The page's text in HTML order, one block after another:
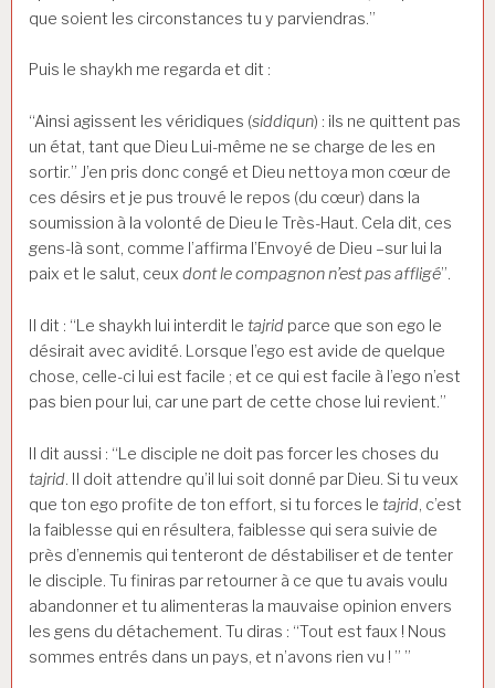
que soient les circonstances tu y parviendras.”
Puis le shaykh me regarda et dit :
“Ainsi agissent les véridiques (siddiqun) : ils ne quittent pas
un état, tant que Dieu Lui-même ne se charge de les en
sortir.” J’en pris donc congé et Dieu nettoya mon cœur de
ces désirs et je pus trouvé le repos (du cœur) dans la
soumission à la volonté de Dieu le Très-Haut. Cela dit, ces
gens-là sont, comme l’affirma l’Envoyé de Dieu –sur lui la
paix et le salut, ceux dont le compagnon n’est pas affligé”.
Il dit : “Le shaykh lui interdit le tajrid parce que son ego le
désirait avec avidité. Lorsque l’ego est avide de quelque
chose, celle-ci lui est facile ; et ce qui est facile à l’ego n’est
pas bien pour lui, car une part de cette chose lui revient.”
Il dit aussi : “Le disciple ne doit pas forcer les choses du
tajrid. Il doit attendre qu’il lui soit donné par Dieu. Si tu veux
que ton ego profite de ton effort, si tu forces le tajrid, c’est
la faiblesse qui en résultera, faiblesse qui sera suivie de
près d’ennemis qui tenteront de déstabiliser et de tenter
le disciple. Tu finiras par retourner à ce que tu avais voulu
abandonner et tu alimenteras la mauvaise opinion envers
les gens du détachement. Tu diras : “Tout est faux ! Nous
sommes entrés dans un pays, et n’avons rien vu ! ” ”